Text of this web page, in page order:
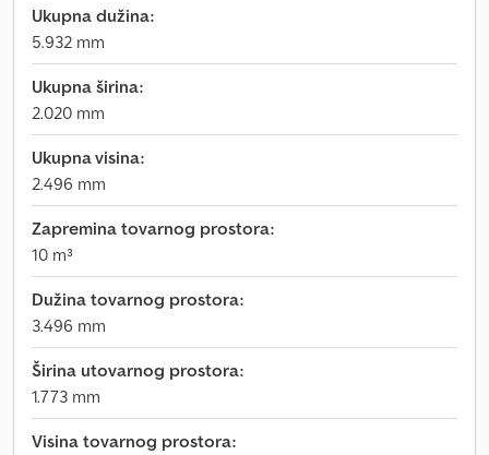
Ukupna dužina:
5.932 mm
Ukupna širina:
2.020 mm
Ukupna visina:
2.496 mm
Zapremina tovarnog prostora:
10 m³
Dužina tovarnog prostora:
3.496 mm
Širina utovarnog prostora:
1.773 mm
Visina tovarnog prostora: